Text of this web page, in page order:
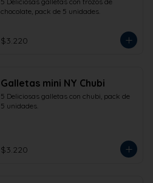
chocolate, pack de 5 unidades.
$3.220
Galletas mini NY Chubi
5 Deliciosas galletas con chubi, pack de
5 unidades.
$3.220